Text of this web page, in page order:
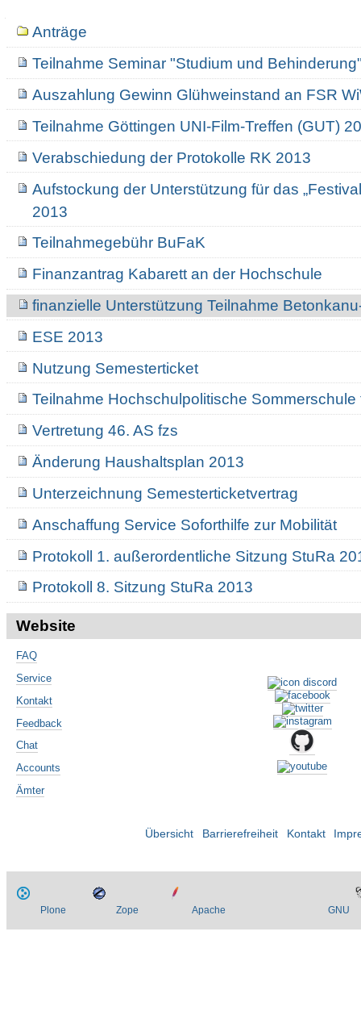
NavigationAnträge
Teilnahme Seminar "Studium und
Auszahlung Gewinn Glühweinstand an FSR
Teilnahme Göttingen UNI-Film-Treffen (GUT)
Verabschiedung der Protokolle RK 2013
Aufstockung der Unterstützung für das
2013
Teilnahmegebühr BuFaK
Finanzantrag Kabarett an der Hochschule
finanzielle Unterstützung Teilnahme
ESE 2013
Nutzung Semesterticket
Teilnahme Hochschulpolitische Sommerschule
Vertretung 46. AS fzs
Änderung Haushaltsplan 2013
Unterzeichnung Semesterticketvertrag
Anschaffung Service Soforthilfe zur Mobilität
Protokoll 1. außerordentliche Sitzung StuRa
Protokoll 8. Sitzung StuRa 2013
Website
FAQ
Service
Kontakt
Feedback
Chat
Accounts
Ämter
Übersicht Barrierefreiheit Kontakt
Plone Zope Apache GNU